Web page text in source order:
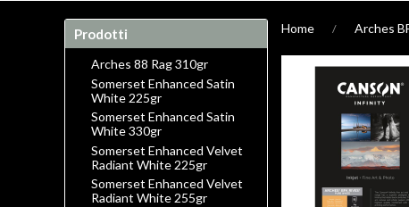
Home Arches
Prodotti
Arches 88 Rag 310gr
Somerset Enhanced Satin
White 225gr
Somerset Enhanced Satin
White 330gr
Somerset Enhanced Velvet
Radiant White 225gr
Somerset Enhanced Velvet
Radiant White 255gr